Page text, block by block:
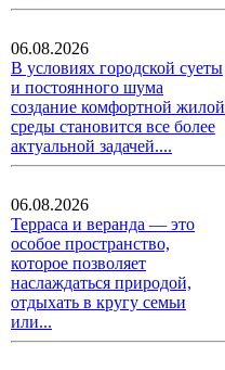
06.08.2026
В условиях городской суеты
и постоянного шума
создание комфортной жилой
среды становится все более
актуальной задачей....
06.08.2026
Терраса и веранда — это
особое пространство,
которое позволяет
наслаждаться природой,
отдыхать в кругу семьи
или...